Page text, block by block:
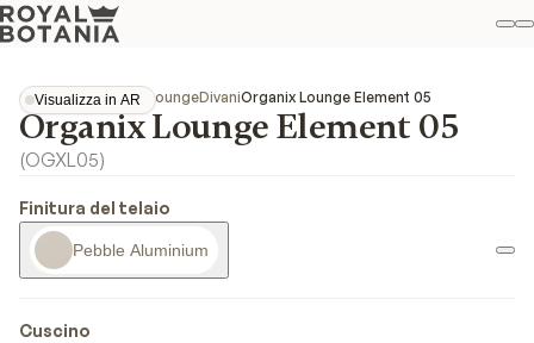
Il
Visualizza in AR
Visualizza in AR
CollezioniOrganix LoungeDivaniOrganix Lounge Element 05
Organix Lounge Element 05
(OGXL05)
Finitura del telaio
Pebble Aluminium
Cuscino